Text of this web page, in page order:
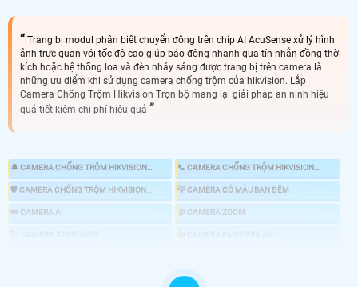
Trang bị modul phân biêt chuyển đông trên chip AI AcuSense xử lý hình
ảnh trực quan với tốc độ cao giúp báo động nhanh qua tín nhắn đồng thời
kích hoặc hệ thống loa và đèn nháy sáng được trang bị trên camera là
những ưu điểm khi sử dụng camera chống trộm của hikvision. Lắp
Camera Chống Trộm Hikvision Trọn bộ mang lại giải pháp an ninh hiệu
quả tiết kiệm chi phí hiệu quả
🔔 CAMERA CHỐNG TRỘM HIKVISION
KBVISION
📞 CAMERA CHỐNG TRỘM HIKVISION
HIKVISION
🛡 CAMERA CHỐNG TRỘM HIKVISION
💡 CAMERA CÓ MÀU BAN ĐÊM
💤 CAMERA AI 🔭 CAMERA ZOOM